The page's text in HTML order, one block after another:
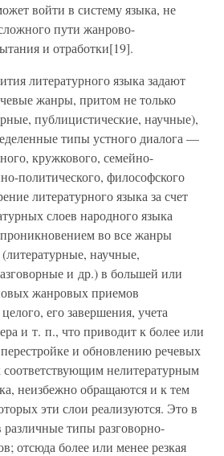
войти в систему языка, не
пути жанрово-
и отработки[19].
литературного языка задают
жанры, притом не только
публицистические, научные),
типы устного диалога —
кружкового, семейно-
политического, философского
литературного языка за счет
слоев народного языка
во все жанры
научные,
и др.) в большей или
жанровых приемов
его завершения, учета
и т. п., что приводит к более или
и обновлению речевых
нелитературным
неизбежно обращаются и к тем
эти слои реализуются. Это в
различные типы разговорно-
отсюда более или менее резкая